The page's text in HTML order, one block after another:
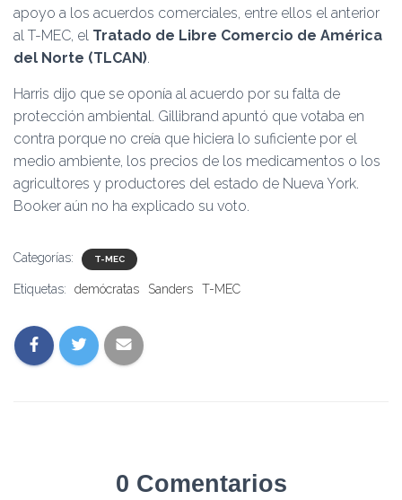
apoyo a los acuerdos comerciales, entre ellos el anterior
al T-MEC, el Tratado de Libre Comercio de América
del Norte (TLCAN).
Harris dijo que se oponía al acuerdo por su falta de
protección ambiental. Gillibrand apuntó que votaba en
contra porque no creía que hiciera lo suficiente por el
medio ambiente, los precios de los medicamentos o los
agricultores y productores del estado de Nueva York.
Booker aún no ha explicado su voto.
Categorías: T-MEC
Etiquetas: demócratas Sanders T-MEC
0 Comentarios